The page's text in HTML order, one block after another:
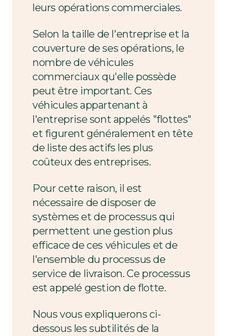
leurs opérations commerciales.
Selon la taille de l'entreprise et la
couverture de ses opérations, le
nombre de véhicules
commerciaux qu'elle possède
peut être important. Ces
véhicules appartenant à
l'entreprise sont appelés "flottes"
et figurent généralement en tête
de liste des actifs les plus
coûteux des entreprises.
Pour cette raison, il est
nécessaire de disposer de
systèmes et de processus qui
permettent une gestion plus
efficace de ces véhicules et de
l'ensemble du processus de
service de livraison. Ce processus
est appelé gestion de flotte.
Nous vous expliquerons ci-
dessous les subtilités de la